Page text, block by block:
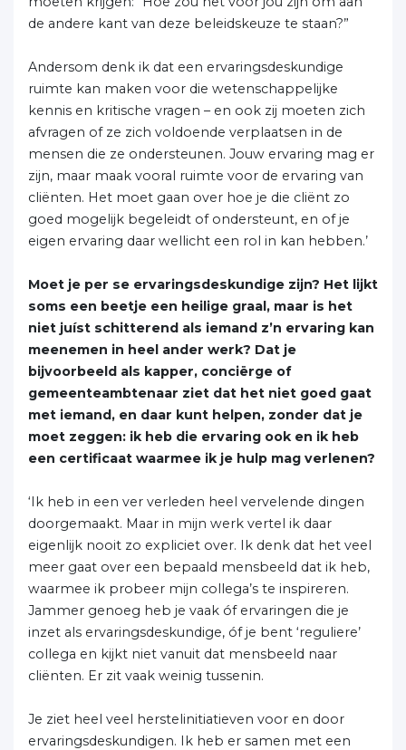
de andere kant van deze beleidskeuze te staan?”
Andersom denk ik dat een ervaringsdeskundige
ruimte kan maken voor die wetenschappelijke
kennis en kritische vragen – en ook zij moeten zich
afvragen of ze zich voldoende verplaatsen in de
mensen die ze ondersteunen. Jouw ervaring mag er
zijn, maar maak vooral ruimte voor de ervaring van
cliënten. Het moet gaan over hoe je die cliënt zo
goed mogelijk begeleidt of ondersteunt, en of je
eigen ervaring daar wellicht een rol in kan hebben.’
Moet je per se ervaringsdeskundige zijn? Het lijkt
soms een beetje een heilige graal, maar is het
niet juíst schitterend als iemand z’n ervaring kan
meenemen in heel ander werk? Dat je
bijvoorbeeld als kapper, conciërge of
gemeenteambtenaar ziet dat het niet goed gaat
met iemand, en daar kunt helpen, zonder dat je
moet zeggen: ik heb die ervaring ook en ik heb
een certificaat waarmee ik je hulp mag verlenen?
‘Ik heb in een ver verleden heel vervelende dingen
doorgemaakt. Maar in mijn werk vertel ik daar
eigenlijk nooit zo expliciet over. Ik denk dat het veel
meer gaat over een bepaald mensbeeld dat ik heb,
waarmee ik probeer mijn collega’s te inspireren.
Jammer genoeg heb je vaak óf ervaringen die je
inzet als ervaringsdeskundige, óf je bent ‘reguliere’
collega en kijkt niet vanuit dat mensbeeld naar
cliënten. Er zit vaak weinig tussenin.
Je ziet heel veel herstelinitiatieven voor en door
ervaringsdeskundigen. Ik heb er samen met een